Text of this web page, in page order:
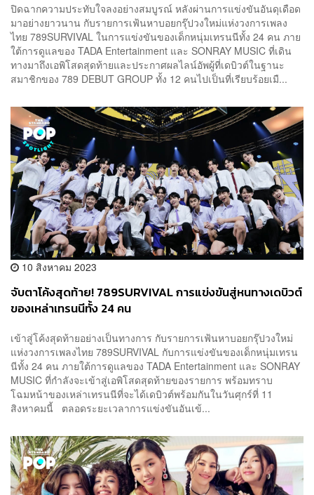
ปิดฉากความประทับใจลงอย่างสมบูรณ์ หลังผ่านการแข่งขันอันดุเดือด
มาอย่างยาวนาน กับรายการเฟ้นหาบอยกรุ๊ปวงใหม่แห่งวงการเพลง
ไทย 789SURVIVAL ในการแข่งขันของเด็กหนุ่มเทรนนีทั้ง 24 คน ภาย
ใต้การดูแลของ TADA Entertainment และ SONRAY MUSIC ที่เดิน
ทางมาถึงเอพิโสดสุดท้ายและประกาศผลไลน์อัพผู้ที่เดบิวต์ในฐานะ
สมาชิกของ 789 DEBUT GROUP ทั้ง 12 คนไปเป็นที่เรียบร้อยเมื...
10 สิงหาคม 2023
จับตาโค้งสุดท้าย! 789SURVIVAL การแข่งขันสู่หนทางเดบิวต์
ของเหล่าเทรนนีทั้ง 24 คน
เข้าสู่โค้งสุดท้ายอย่างเป็นทางการ กับรายการเฟ้นหาบอยกรุ๊ปวงใหม่
แห่งวงการเพลงไทย 789SURVIVAL กับการแข่งขันของเด็กหนุ่มเทรน
นีทั้ง 24 คน ภายใต้การดูแลของ TADA Entertainment และ SONRAY
MUSIC ที่กำลังจะเข้าสู่เอพิโสดสุดท้ายของรายการ พร้อมทราบ
โฉมหน้าของเหล่าเทรนนีที่จะได้เดบิวต์พร้อมกันในวันศุกร์ที่ 11
สิงหาคมนี้ ตลอดระยะเวลาการแข่งขันอันเข้...